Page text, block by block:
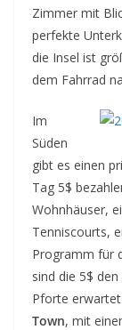
Zimmer mit
perfekte
die Insel ist
dem Fahrrad
Im
Süden
gibt es einen
Tag 5$
Wohnhäuser,
Tenniscourts,
Programm für
sind die 5$
Pforte
Town, mit